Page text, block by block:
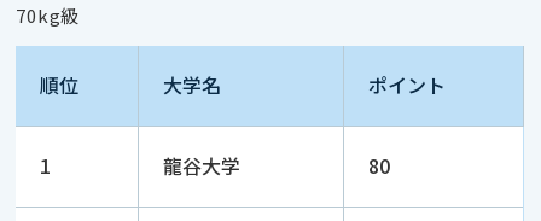
70kg級
順位 大学名 ポイント
1 龍谷大学 80